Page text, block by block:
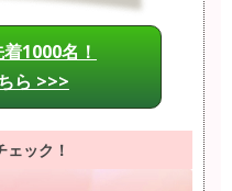
1000名！
ら >>>
ック！